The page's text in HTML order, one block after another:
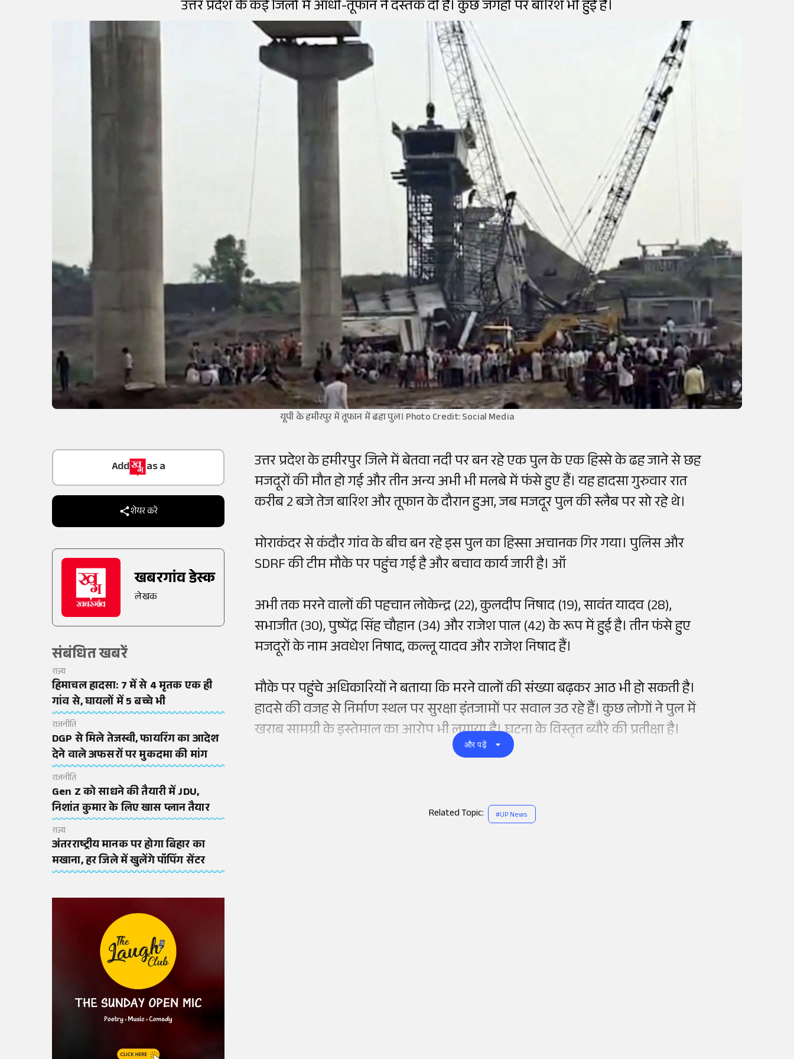
उत्तर प्रदेश के कई जिलों में आंधी-तूफान ने दस्तक दी है। कुछ जगहों पर बारिश भी हुई है।
यूपी के हमीरपुर में तूफान में ढहा पुल। Photo Credit: Social Media
Add
as a
Trusted Source on
शेयर करें
खबरगांव डेस्क
लेखक
संबंधित खबरें
राज्य
हिमाचल हादसा: 7 में से 4 मृतक एक ही
गांव से, घायलों में 5 बच्चे भी
राजनीति
DGP से मिले तेजस्वी, फायरिंग का आदेश
देने वाले अफसरों पर मुकदमा की मांग
राजनीति
Gen Z को साधने की तैयारी में JDU,
निशांत कुमार के लिए खास प्लान तैयार
राज्य
अंतरराष्ट्रीय मानक पर होगा बिहार का
मखाना, हर जिले में खुलेंगे पॉपिंग सेंटर
उत्तर प्रदेश के हमीरपुर जिले में बेतवा नदी पर बन रहे एक पुल के एक हिस्से के ढह जाने से छह
मजदूरों की मौत हो गई और तीन अन्य अभी भी मलबे में फंसे हुए हैं। यह हादसा गुरुवार रात
करीब 2 बजे तेज बारिश और तूफान के दौरान हुआ, जब मजदूर पुल की स्लैब पर सो रहे थे।
मोराकंदर से कंदौर गांव के बीच बन रहे इस पुल का हिस्सा अचानक गिर गया। पुलिस और
SDRF की टीम मौके पर पहुंच गई है और बचाव कार्य जारी है। ऑ
अभी तक मरने वालों की पहचान लोकेन्द्र (22), कुलदीप निषाद (19), सावंत यादव (28),
सभाजीत (30), पुष्पेंद्र सिंह चौहान (34) और राजेश पाल (42) के रूप में हुई है। तीन फंसे हुए
मजदूरों के नाम अवधेश निषाद, कल्लू यादव और राजेश निषाद हैं।
मौके पर पहुंचे अधिकारियों ने बताया कि मरने वालों की संख्या बढ़कर आठ भी हो सकती है।
हादसे की वजह से निर्माण स्थल पर सुरक्षा इंतजामों पर सवाल उठ रहे हैं। कुछ लोगों ने पुल में
खराब सामग्री के इस्तेमाल का आरोप भी लगाया है। घटना के विस्तृत ब्यौरे की प्रतीक्षा है।
और पढ़ें
Related Topic: #UP News